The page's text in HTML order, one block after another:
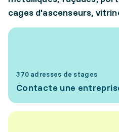
cages d'ascenseurs,
370 adresses de stages
Contacte une